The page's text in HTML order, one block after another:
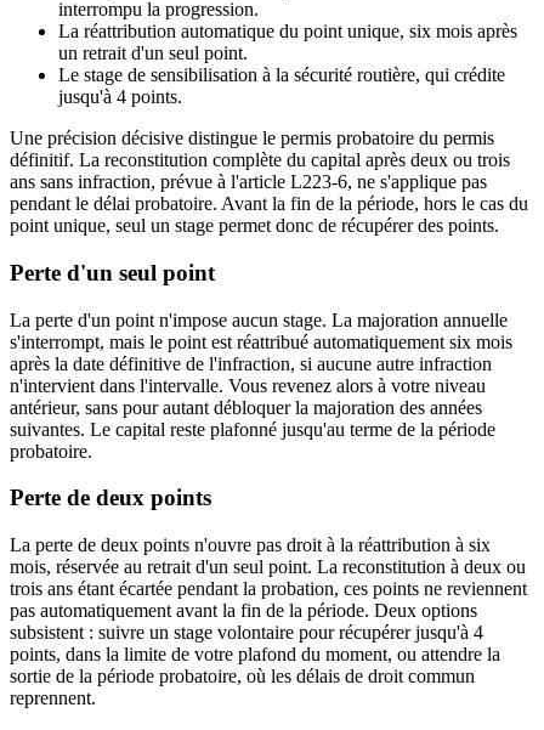
interrompu la progression.
La réattribution automatique du point unique, six mois après
un retrait d'un seul point.
Le stage de sensibilisation à la sécurité routière, qui crédite
jusqu'à 4 points.
Une précision décisive distingue le permis probatoire du permis
définitif. La reconstitution complète du capital après deux ou trois
ans sans infraction, prévue à l'article L223-6, ne s'applique pas
pendant le délai probatoire. Avant la fin de la période, hors le cas du
point unique, seul un stage permet donc de récupérer des points.
Perte d'un seul point
La perte d'un point n'impose aucun stage. La majoration annuelle
s'interrompt, mais le point est réattribué automatiquement six mois
après la date définitive de l'infraction, si aucune autre infraction
n'intervient dans l'intervalle. Vous revenez alors à votre niveau
antérieur, sans pour autant débloquer la majoration des années
suivantes. Le capital reste plafonné jusqu'au terme de la période
probatoire.
Perte de deux points
La perte de deux points n'ouvre pas droit à la réattribution à six
mois, réservée au retrait d'un seul point. La reconstitution à deux ou
trois ans étant écartée pendant la probation, ces points ne reviennent
pas automatiquement avant la fin de la période. Deux options
subsistent : suivre un stage volontaire pour récupérer jusqu'à 4
points, dans la limite de votre plafond du moment, ou attendre la
sortie de la période probatoire, où les délais de droit commun
reprennent.